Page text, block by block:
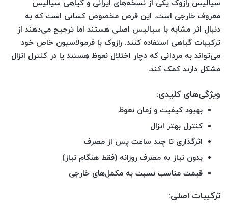
سیالیس رازوک یکی از نسخه‌های ایرانی و گیاهی سیالیس
معروف خارجی است. این قرص مخصوص کسانی است که به
دنبال اثر مشابه با سیالیس اصلی هستند اما ترجیح می‌دهند از
ترکیبات گیاهی استفاده کنند. رازوک با فرمولاسیون خاص خود
می‌تواند به مردانی که دچار اختلال نعوظ هستند یا در کنترل انزال
مشکل دارند کمک کند.
ویژگی‌های کلیدی:
بهبود کیفیت و زمان نعوظ
کنترل بهتر انزال
اثرگذاری تا چند ساعت پس از مصرف
بدون نیاز به مصرف روزانه (فقط هنگام نیاز)
قیمت مناسب نسبت به مکمل‌های خارجی
ترکیبات اصلی: